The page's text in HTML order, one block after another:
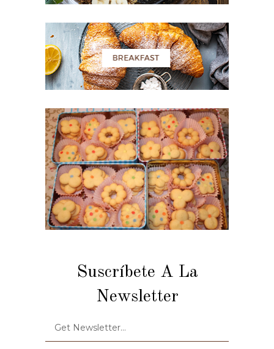
Suscríbete A La
Newsletter